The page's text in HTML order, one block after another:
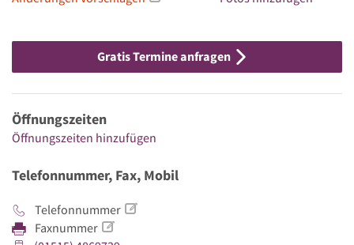
Gratis Termine anfragen
Öffnungszeiten
Öffnungszeiten hinzufügen
Telefonnummer, Fax, Mobil
Telefonnummer
Faxnummer